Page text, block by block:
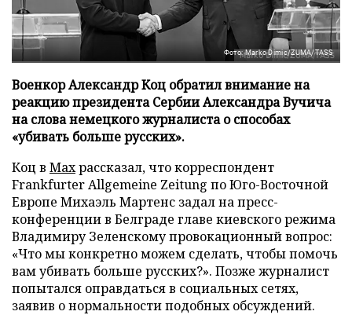
Фото: Marko Dimic/ZUMA/TASS
Военкор Александр Коц обратил внимание на
реакцию президента Сербии Александра Вучича
на слова немецкого журналиста о способах
«убивать больше русских».
Коц в Махрассказал, что корреспондент
Frankfurter Allgemeine Zeitung по Юго-Восточной
Европе Михаэль Мартенс задал на пресс-
конференции в Белграде главе киевского режима
Владимиру Зеленскому провокационный вопрос:
«Что мы конкретно можем сделать, чтобы помочь
вам убивать больше русских?». Позже журналист
попытался оправдаться в социальных сетях,
заявив о нормальности подобных обсуждений.